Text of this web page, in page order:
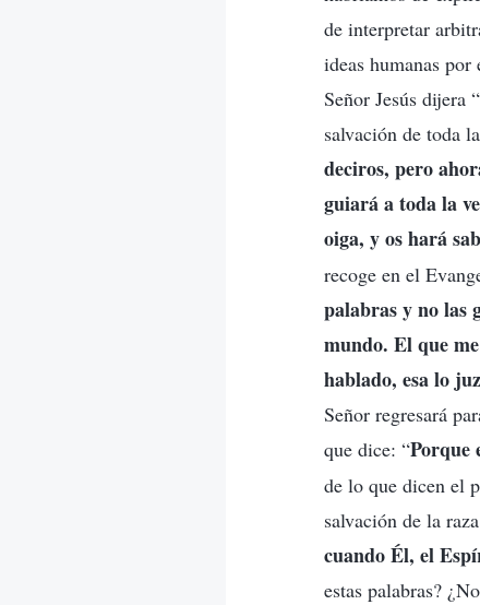
de interpretar
ideas humanas por
Señor Jesús dijera “
salvación de toda
deciros, pero
guiará a toda la
oiga, y os hará
recoge en el
palabras y no las
mundo. El que
hablado, esa lo
Señor regresará
que dice: “Porque
de lo que dicen el
salvación de la
cuando Él, el
estas palabras?